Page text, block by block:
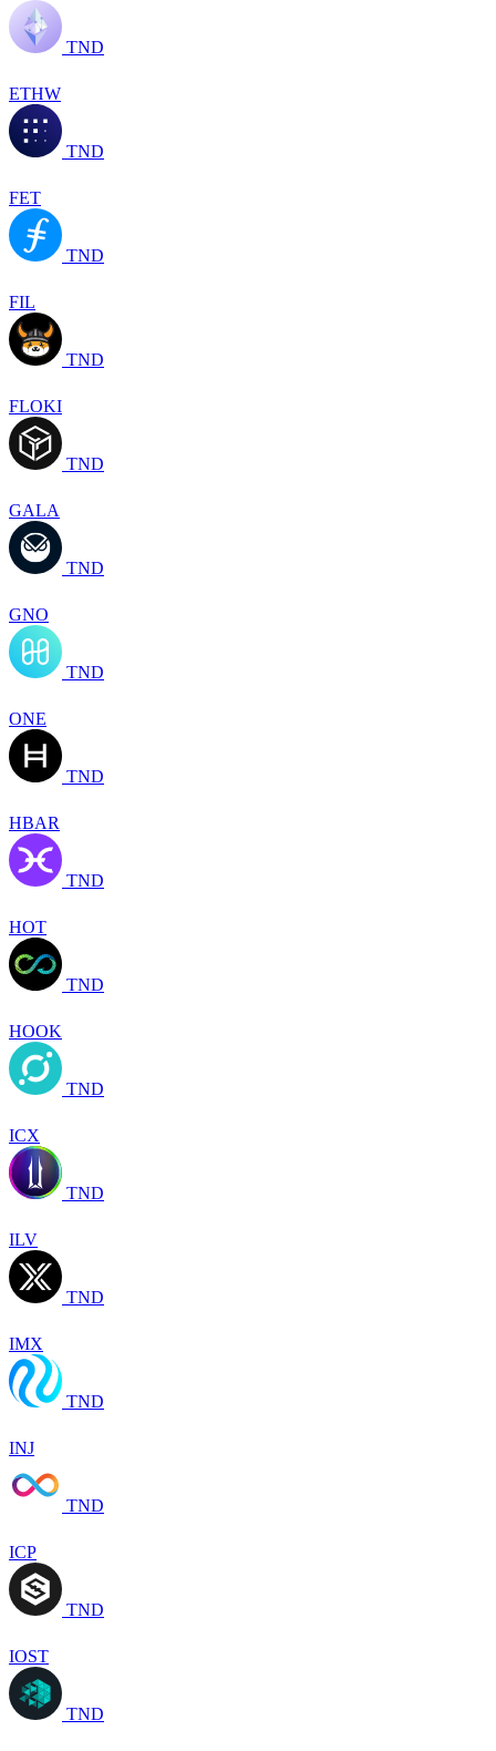
TND
ETHW
TND
FET
TND
FIL
TND
FLOKI
TND
GALA
TND
GNO
TND
ONE
TND
HBAR
TND
HOT
TND
HOOK
TND
ICX
TND
ILV
TND
IMX
TND
INJ
TND
ICP
TND
IOST
TND